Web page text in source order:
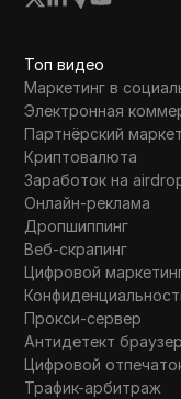
Топ видео
Маркетинг в
Электронная
Партнёрский
Криптовалюта
Заработок на
Онлайн-реклама
Дропшиппинг
Веб-скрапинг
Цифровой
Прокси-сервер
Антидетект браузер
Цифровой
Трафик-арбитраж